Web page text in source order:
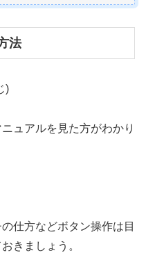
法
)
ュアルを見た方がわかり
仕方などボタン操作は目
きましょう。